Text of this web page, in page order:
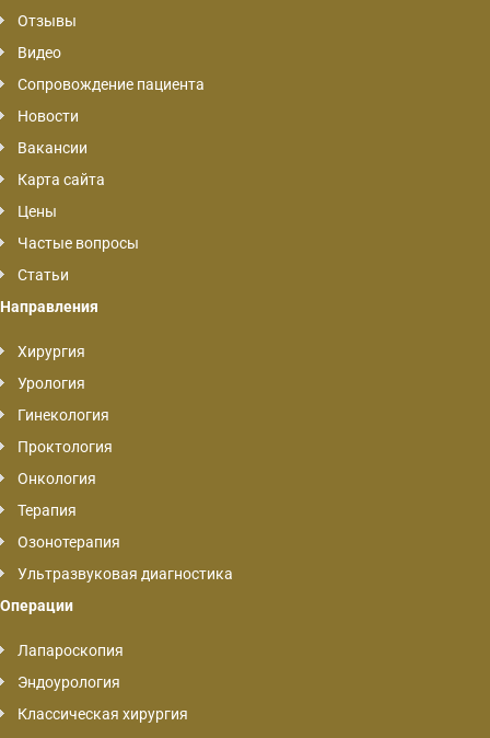
Отзывы
Видео
Сопровождение пациента
Новости
Вакансии
Карта сайта
Цены
Частые вопросы
Статьи
Направления
Хирургия
Урология
Гинекология
Проктология
Онкология
Терапия
Озонотерапия
Ультразвуковая диагностика
Операции
Лапароскопия
Эндоурология
Классическая хирургия